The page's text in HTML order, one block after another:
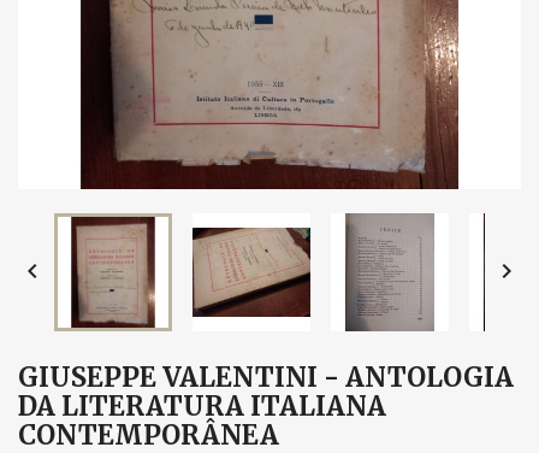
 
GIUSEPPE VALENTINI - ANTOLOGIA
DA LITERATURA ITALIANA
CONTEMPORÂNEA